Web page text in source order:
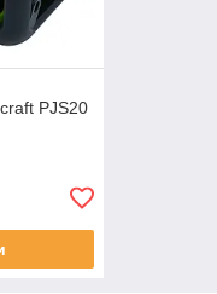
PJS20